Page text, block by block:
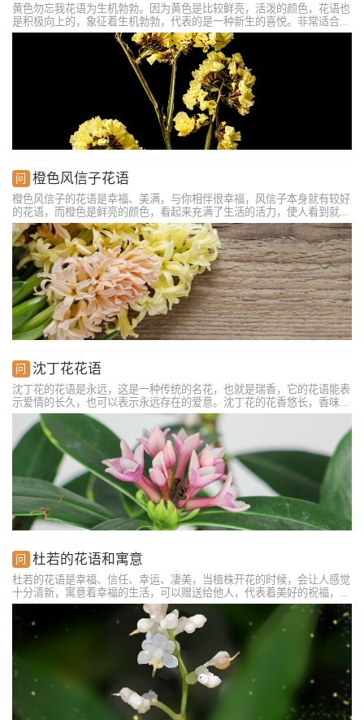
黄色勿忘我花语为生机勃勃。因为黄色是比较鲜亮，活泼的颜色，花语也
是积极向上的，象征着生机勃勃，代表的是一种新生的喜悦。非常适合在
探望病人的时候赠送，意思为希望生病的朋友能赶快好起来，能给白色的
病房增添一丝生机，心灵上会愉悦很多。生活中我们常见的勿忘我颜色还
有蓝色的，粉色的，紫色的。颜色不同花语也不同。其中蓝色的花语为真
心的爱。粉色的花语为浪漫，适合表白时赠送。紫色的花语为不要忘了
橙色风信子花语
橙色风信子的花语是幸福、美满，与你相伴很幸福，风信子本身就有较好
的花语，而橙色是鲜亮的颜色，看起来充满了生活的活力，使人看到就觉
得很幸福，很美好，能够祝愿人们可以过上幸福的生活。橙色风信子适合
送给恋人，可以表现出自己的心意，表明自己想要跟对方在一起的决心，
也许诺两个人在一起后会很幸福，很美好，也可以送给朋友、家人，祝愿
他们的生活越来越美好、幸福、美满。
沈丁花花语
沈丁花的花语是永远，这是一种传统的名花，也就是瑞香，它的花语能表
示爱情的长久，也可以表示永远存在的爱意。沈丁花的花香悠长，香味较
浓，如同爱情一样直到天长地久。在表达爱意的时候，可以给对方送上一
株沈丁花，用来表示对方是你的永远，自己此生的爱意都会付诸到她身
上，用来表达自己的专一和深情，也许下自己对这份感情的承诺。
杜若的花语和寓意
杜若的花语是幸福、信任、幸运、凄美，当植株开花的时候，会让人感觉
十分清新，寓意着幸福的生活，可以赠送给他人，代表着美好的祝福，比
较适合送给喜欢的人。它开出来花朵为白色，虽然看着比较纯洁，但是却
很快会凋谢，因此会给人惋惜、凄美的感觉。把它送给朋友的话，是希望
对方可以一直有好的运气。也可以把它送给自己的另一半，代表着和至死
不渝的爱，也是希望能和对方幸福美满的生活在一起，可以陪伴着对方，
一辈子都不离不弃。